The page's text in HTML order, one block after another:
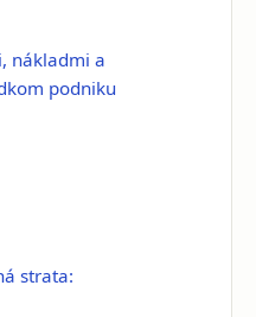
nákladmi a
podniku
strata: